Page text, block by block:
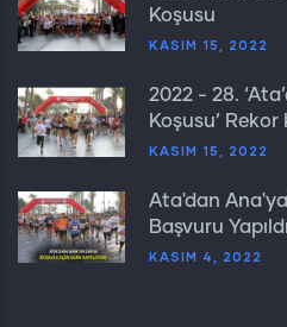
Koşusu
KASIM 15, 2022
2022 - 28.
Koşusu’
KASIM 15, 2022
Ata'dan
Başvuru
KASIM 4, 2022